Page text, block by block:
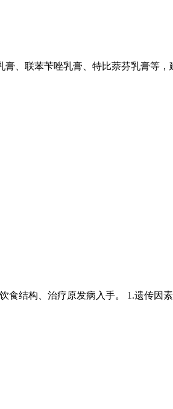
、联苯苄唑乳膏、特比萘芬乳膏等，
食结构、治疗原发病入手。 1.遗传因